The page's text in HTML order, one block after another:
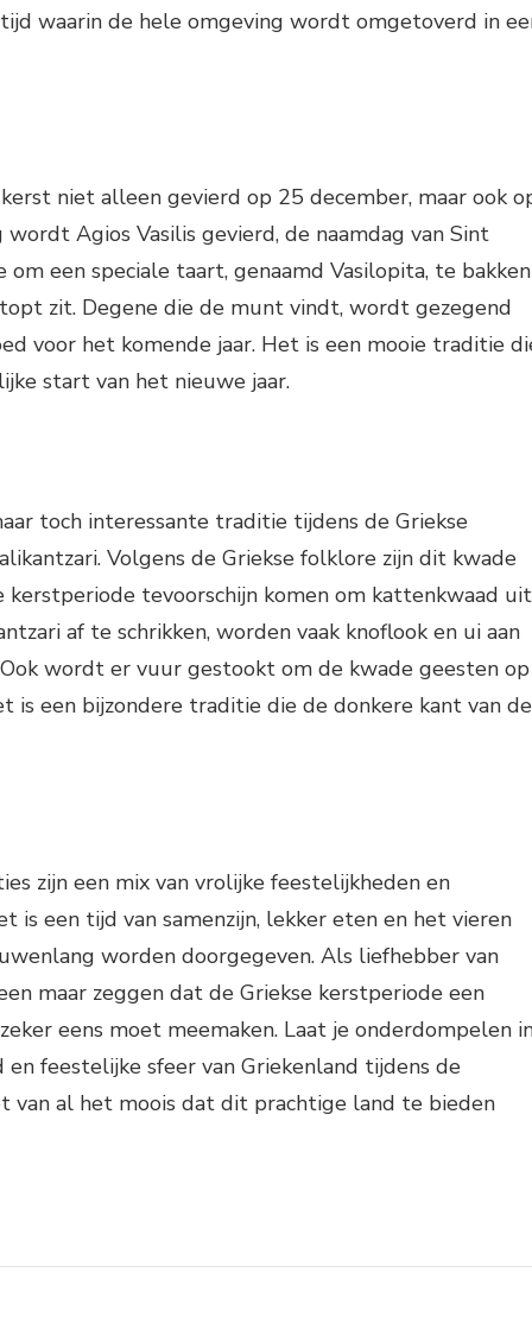
waarin de hele omgeving wordt omgetoverd in
niet alleen gevierd op 25 december, maar ook
wordt Agios Vasilis gevierd, de naamdag van Sint
een speciale taart, genaamd Vasilopita, te bakken
zit. Degene die de munt vindt, wordt gezegend
voor het komende jaar. Het is een mooie traditie
start van het nieuwe jaar.
toch interessante traditie tijdens de Griekse
Volgens de Griekse folklore zijn dit kwade
kerstperiode tevoorschijn komen om kattenkwaad uit
af te schrikken, worden vaak knoflook en ui aan
wordt er vuur gestookt om de kwade geesten op
is een bijzondere traditie die de donkere kant van de
zijn een mix van vrolijke feestelijkheden en
is een tijd van samenzijn, lekker eten en het vieren
worden doorgegeven. Als liefhebber van
maar zeggen dat de Griekse kerstperiode een
eens moet meemaken. Laat je onderdompelen
feestelijke sfeer van Griekenland tijdens de
van al het moois dat dit prachtige land te bieden